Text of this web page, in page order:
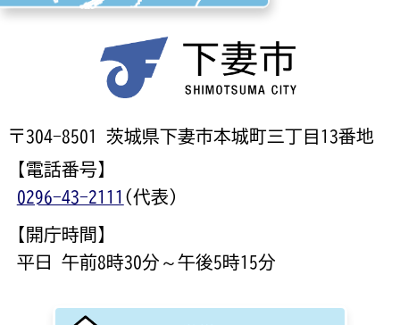
〒304-8501 茨城県下妻市本城町三丁目13番地
【電話番号】
0296-43-2111 (代表)
【開庁時間】
平日 午前8時30分～午後5時15分